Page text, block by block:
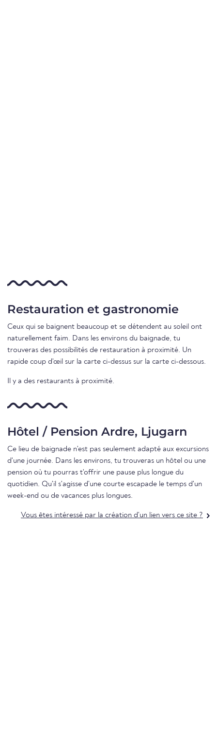
Restauration et gastronomie
Ceux qui se baignent beaucoup et se détendent au soleil ont
naturellement faim. Dans les environs du baignade, tu
trouveras des possibilités de restauration à proximité. Un
rapide coup d'œil sur la carte ci-dessus sur la carte ci-dessous.
Il y a des restaurants à proximité.
Hôtel / Pension Ardre, Ljugarn
Ce lieu de baignade n'est pas seulement adapté aux excursions
d'une journée. Dans les environs, tu trouveras un hôtel ou une
pension où tu pourras t'offrir une pause plus longue du
quotidien. Qu'il s'agisse d'une courte escapade le temps d'un
week-end ou de vacances plus longues.
Vous êtes intéressé par la création d'un lien vers ce site ?